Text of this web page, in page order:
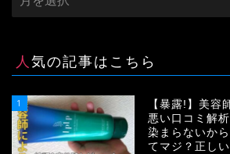
ー
ブ 人気の記事はこちら
1
【暴露!】美容
悪い口コミ解
染まらないか
てマジ？正しい